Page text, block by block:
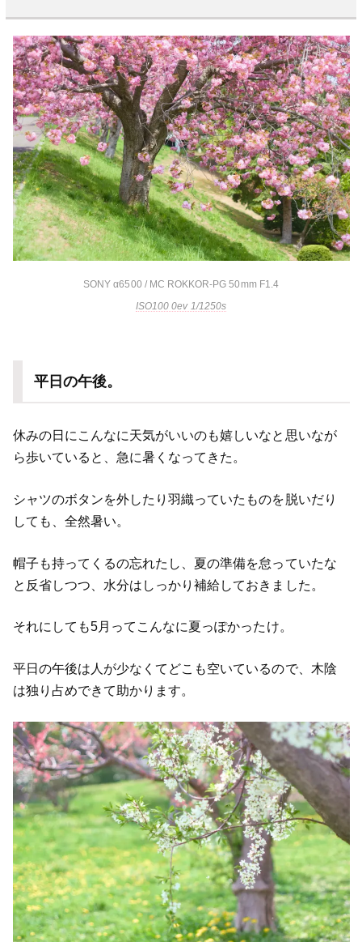
SONY α6500 / MC ROKKOR-PG 50mm F1.4
ISO100 0ev 1/1250s
平日の午後。
休みの日にこんなに天気がいいのも嬉しいなと思いなが
ら歩いていると、急に暑くなってきた。
シャツのボタンを外したり羽織っていたものを脱いだり
しても、全然暑い。
帽子も持ってくるの忘れたし、夏の準備を怠っていたな
と反省しつつ、水分はしっかり補給しておきました。
それにしても5月ってこんなに夏っぽかったけ。
平日の午後は人が少なくてどこも空いているので、木陰
は独り占めできて助かります。